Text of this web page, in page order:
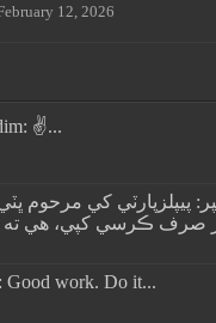
12, 2026
✌️...
پيپلزپارٽي کي مرحوم
صرف ڪرسي کپي، هي
Good work. Do it...